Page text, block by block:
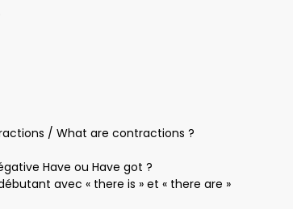
/ What are contractions ?
Have ou Have got ?
avec « there is » et « there are »